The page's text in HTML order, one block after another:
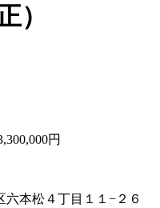
）
円
六本松４丁目１１−２